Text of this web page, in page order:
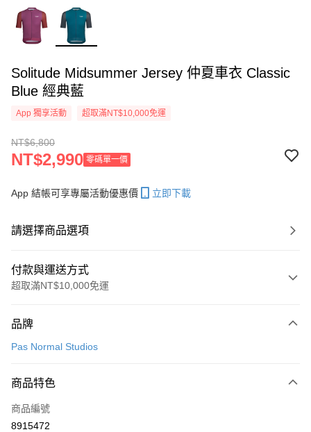
Solitude Midsummer Jersey 仲夏車衣 Classic
Blue 經典藍
App 獨享活動 超取滿NT$10,000免運
NT$6,800
NT$2,990 零碼單一價
App 結帳可享專屬活動優惠價 立即下載
請選擇商品選項
付款與運送方式
超取滿NT$10,000免運
信用卡一次付款
LINE Pay
Apple Pay
品牌
Pas Normal Studios
商品特色
商品編號
8915472